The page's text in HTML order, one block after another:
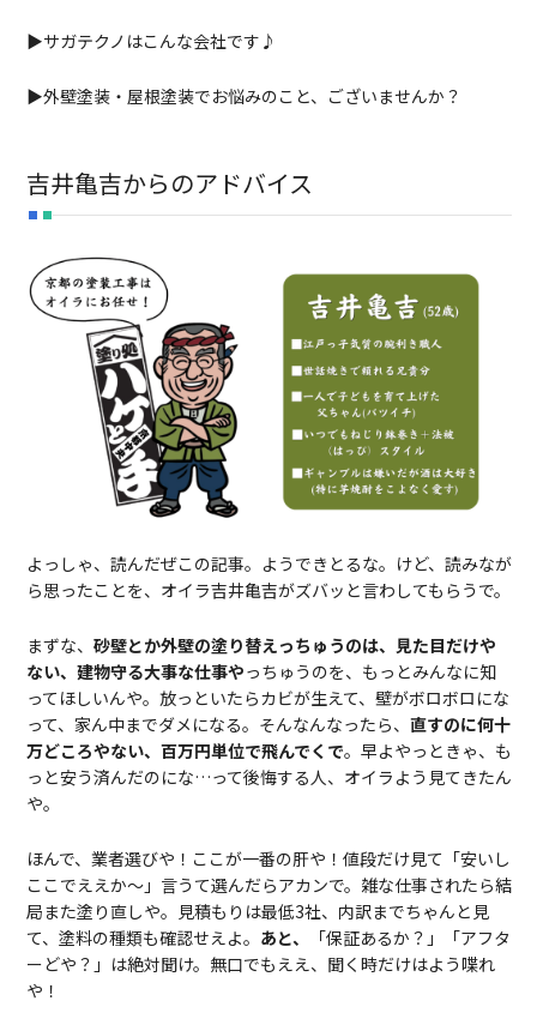
▶サガテクノはこんな会社です♪
▶外壁塗装・屋根塗装でお悩みのこと、ございませんか？
吉井亀吉からのアドバイス
よっしゃ、読んだぜこの記事。ようできとるな。けど、読みなが
ら思ったことを、オイラ吉井亀吉がズバッと言わしてもらうで。
まずな、 砂壁とか外壁の塗り替えっちゅうのは、見た目だけや
ない、建物守る大事な仕事やっちゅうのを、もっとみんなに知
ってほしいんや。放っといたらカビが生えて、壁がボロボロにな
って、家ん中までダメになる。そんなんなったら、 直すのに何十
万どころやない、百万円単位で飛んでくで。早よやっときゃ、も
っと安う済んだのにな…って後悔する人、オイラよう見てきたん
や。
ほんで、業者選びや！ここが一番の肝や！値段だけ見て「安いし
ここでええか〜」言うて選んだらアカンで。雑な仕事されたら結
局また塗り直しや。見積もりは最低3社、内訳までちゃんと見
て、塗料の種類も確認せえよ。 あと、
「保証あるか？」「アフタ
ーどや？」は絶対聞け。無口でもええ、聞く時だけはよう喋れ
や！